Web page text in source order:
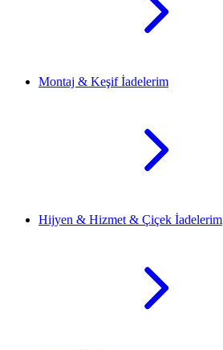
Montaj & Keşif İadelerim
Hijyen & Hizmet & Çiçek İadelerim